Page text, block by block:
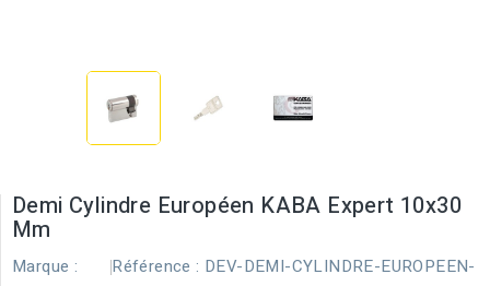
Demi Cylindre Européen KABA Expert 10x30
Mm
Marque :
Référence : DEV-DEMI-CYLINDRE-EUROPEEN-